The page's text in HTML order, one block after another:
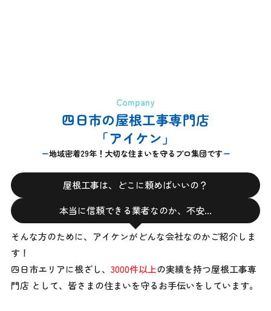
Company
四日市の屋根工事専門店
「アイケン」
地域密着29年！大切な住まいを守るプロ集団です
屋根工事は、どこに頼めばいいの？
本当に信頼できる業者なのか、不安…
そんな方のために、アイケンがどんな会社なのかご紹介しま
す！
四日市エリアに根ざし、 3000件以上の実績を持つ屋根工事専
門店 として、 皆さまの住まいを守るお手伝いをしています。